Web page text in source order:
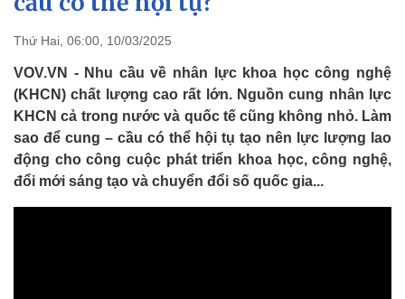
Thứ Hai, 06:00, 10/03/2025
VOV.VN - Nhu cầu về nhân lực khoa học công nghệ
(KHCN) chất lượng cao rất lớn. Nguồn cung nhân lực
KHCN cả trong nước và quốc tế cũng không nhỏ. Làm
sao để cung – cầu có thể hội tụ tạo nên lực lượng lao
động cho công cuộc phát triển khoa học, công nghệ,
đổi mới sáng tạo và chuyển đổi số quốc gia...